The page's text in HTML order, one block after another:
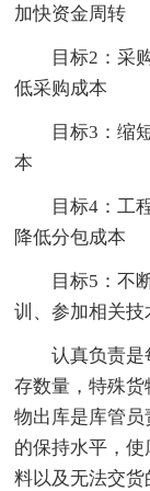
加快资金周转
目标2：采
低采购成本
目标3：缩
本
目标4：工
降低分包成本
目标5：不
训、参加相关技
认真负责
存数量，特殊
物出库是库管
的保持水平，
料以及无法交